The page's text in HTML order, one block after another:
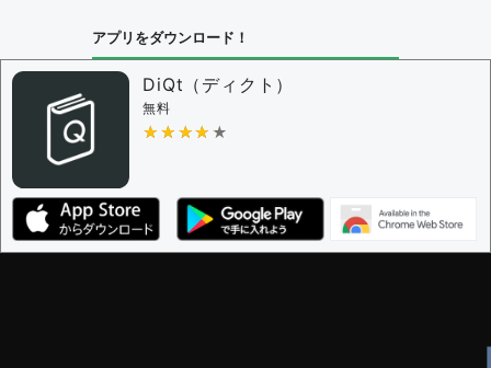
アプリをダウンロード！
DiQt（ディクト）
無料
★★★★★
★★★★★